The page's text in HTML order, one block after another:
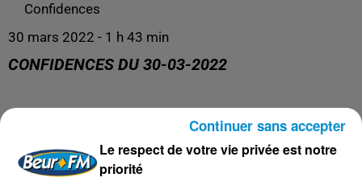
Confidences
30 mars 2022 - 1 h 43 min
CONFIDENCES DU 30-03-2022
La libre antenne !Le respect de votre vie privée est notre
priorité
Continuer sans accepter